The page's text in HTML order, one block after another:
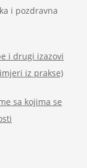
pozdravna
i drugi izazovi
iz prakse)
sa kojima se